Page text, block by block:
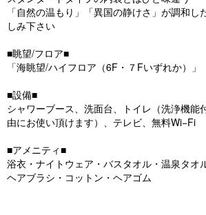
「自然の温もり」「異国の静けさ」が調和し
しみ下さい
■眺望/フロア■
「海眺望/ハイフロア（6F・７Fいずれか）」
■設備■
シャワーブース、洗面台、トイレ（洗浄機能
由にお使い頂けます）、テレビ、無料Wi−Fi
■アメニティ■
浴衣・ナイトウェア・バスタオル・温泉タオ
ヘアブラシ・コットン・ヘアゴム